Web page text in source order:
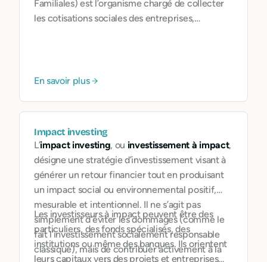
Familiales) est l’organisme chargé de collecter
les cotisations sociales des entreprises,
allocations familiales, etc.).
En savoir plus
Impact investing
L’impact investing, ou investissement à impact,
désigne une stratégie d’investissement visant à
générer un retour financier tout en produisant
un impact social ou environnemental positif,
mesurable et intentionnel. Il ne s’agit pas
simplement d’éviter les dommages (comme le
fait l’investissement socialement responsable
classique), mais de contribuer activement à la
Les investisseurs à impact peuvent être des
particuliers, des fonds spécialisés, des
institutions ou même des banques. Ils orientent
leurs capitaux vers des projets et entreprises